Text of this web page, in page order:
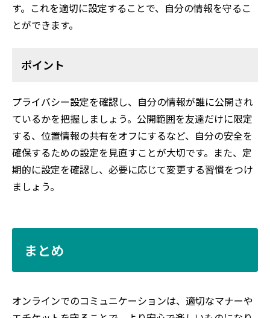
す。これを適切に設定することで、自分の情報を守るこ
とができます。
ポイント
プライバシー設定を確認し、自分の情報が誰に公開され
ているかを把握しましょう。公開範囲を友達だけに限定
する、位置情報の共有をオフにするなど、自分の安全を
確保するための設定を見直すことが大切です。また、定
期的に設定を確認し、必要に応じて変更する習慣をつけ
ましょう。
まとめ
オンラインでのコミュニケーションは、適切なマナーや